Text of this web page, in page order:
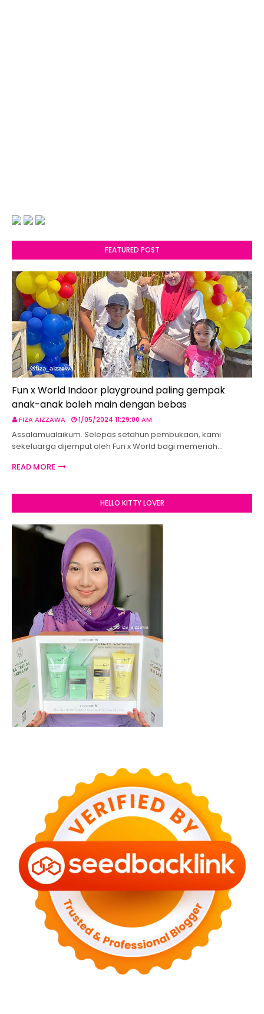
FEATURED POST
Fun x World Indoor playground paling gempak
anak-anak boleh main dengan bebas
FIZA AIZZAWA 1/05/2024 11:29:00 AM
Assalamualaikum. Selepas setahun pembukaan, kami
sekeluarga dijemput oleh Fun x World bagi memeriah…
READ MORE
HELLO KITTY LOVER